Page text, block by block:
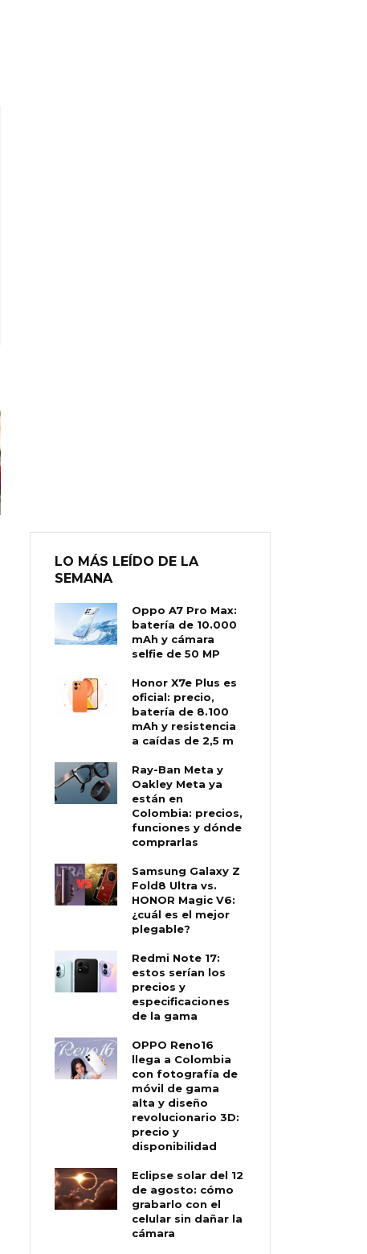
LO MÁS LEÍDO DE LA
SEMANA
Oppo A7 Pro Max:
batería de 10.000
mAh y cámara
selfie de 50 MP
Honor X7e Plus es
oficial: precio,
batería de 8.100
mAh y resistencia
a caídas de 2,5 m
Ray-Ban Meta y
Oakley Meta ya
están en
Colombia: precios,
funciones y dónde
comprarlas
Samsung Galaxy Z
Fold8 Ultra vs.
HONOR Magic V6:
¿cuál es el mejor
plegable?
Redmi Note 17:
estos serían los
precios y
especificaciones
de la gama
OPPO Reno16
llega a Colombia
con fotografía de
móvil de gama
alta y diseño
revolucionario 3D:
precio y
disponibilidad
Eclipse solar del 12
de agosto: cómo
grabarlo con el
celular sin dañar la
cámara